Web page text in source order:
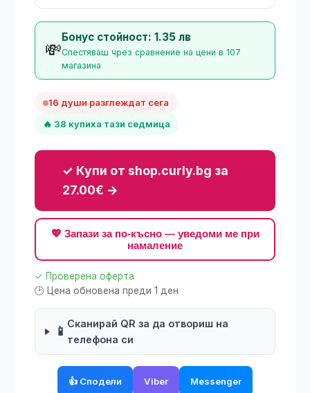
💸
Бонус стойност: 1.35 лв
Спестяваш чрез сравнение на цени в 107
магазина
16 души разглеждат сега
🔥 38 купиха тази седмица
✓ Купи от shop.curly.bg за
27.00€ →
💖 Запази за по-късно — уведоми ме при
намаление
✓ Проверена оферта
🕑 Цена обновена преди 1 ден
📱
Сканирай QR за да отвориш на
телефона си
👍 Сподели Viber Messenger